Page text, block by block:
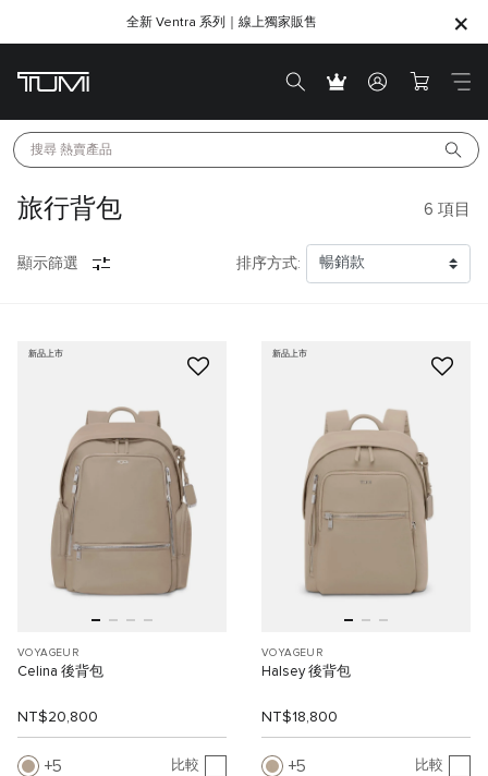
SHOP GIFTS
SHOP GIFTS
全新 Ventra 系列｜線上獨家販售
搜尋 熱賣產品
旅行背包 6 項目
顯示篩選 排序方式:
新品上市
VOYAGEUR
Celina 後背包
NT$20,800
5 比較
新品上市
VOYAGEUR
Halsey 後背包
NT$18,800
5 比較